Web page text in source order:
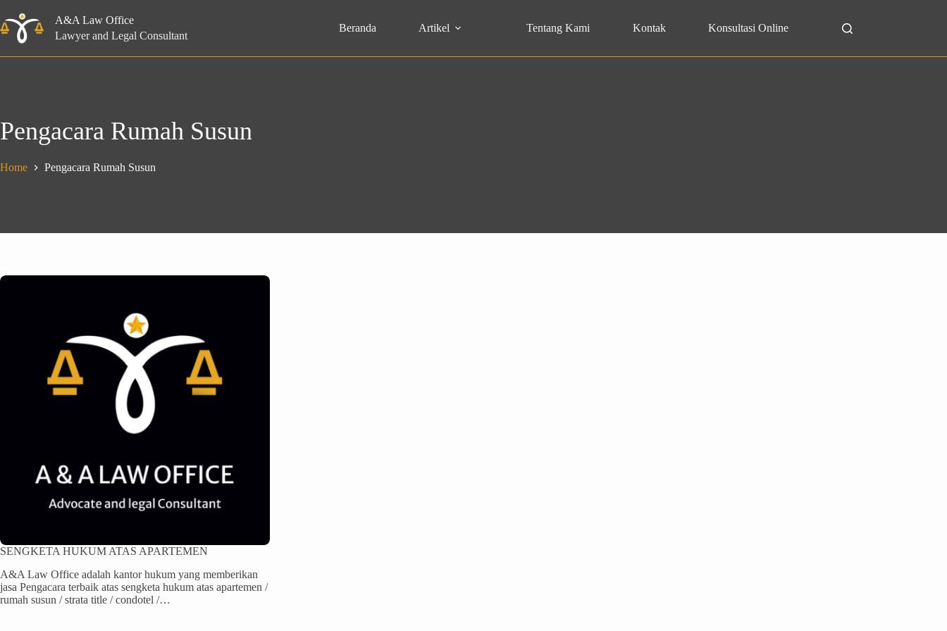
to
content
A&A Law Office
Lawyer and Legal Consultant
Beranda Artikel Tentang Kami Kontak Konsultasi Online
Pengacara Rumah Susun
Home Pengacara Rumah Susun
SENGKETA HUKUM ATAS APARTEMEN
A&A Law Office adalah kantor hukum yang memberikan
jasa Pengacara terbaik atas sengketa hukum atas apartemen /
rumah susun / strata title / condotel /…